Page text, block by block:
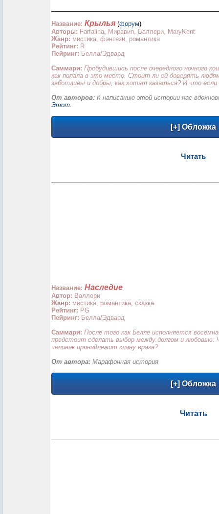
Название: Крылья (форум)
Авторы: Farfalina, Миравия, Валлери, MaryKent
Жанр: мистика, фэнтези, романтика
Рейтинг: R
Пейринг: Белла/Эдвард
Саммари: Пробудившись после очередного ночного
как попала в это место. Стоит ли ей доверять
заботливы и добры, как хотят казаться? И что если
От авторов: К написанию этой истории нас
Этот.
Читать
Название: Наследие
Автор: Валлери
Жанр: мистика, романтика, сказка
Рейтинг: PG
Пейринг: Белла/Эдвард
Саммари: После того как Белле исполняется
предстоит сделать выбор между долгом и
человек принадлежит клану врага?
От автора: Марафонная история
Читать